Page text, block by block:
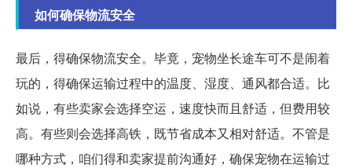
如何确保物流安全
最后，得确保物流安全。毕竟，宠物坐长途车可不是闹着
玩的，得确保运输过程中的温度、湿度、通风都合适。比
如说，有些卖家会选择空运，速度快而且舒适，但费用较
高。有些则会选择高铁，既节省成本又相对舒适。不管是
哪种方式，咱们得和卖家提前沟通好，确保宠物在运输过